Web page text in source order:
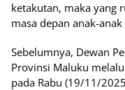
ketakutan, maka yang
masa depan anak-
Sebelumnya, Dewan
Provinsi Maluku
pada Rabu (19/11/